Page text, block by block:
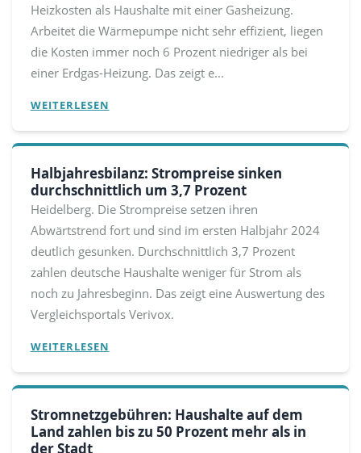
Heizkosten als Haushalte mit einer Gasheizung.
Arbeitet die Wärmepumpe nicht sehr effizient, liegen
die Kosten immer noch 6 Prozent niedriger als bei
einer Erdgas-Heizung. Das zeigt e...
WEITERLESEN
Halbjahresbilanz: Strompreise sinken
durchschnittlich um 3,7 Prozent
Heidelberg. Die Strompreise setzen ihren
Abwärtstrend fort und sind im ersten Halbjahr 2024
deutlich gesunken. Durchschnittlich 3,7 Prozent
zahlen deutsche Haushalte weniger für Strom als
noch zu Jahresbeginn. Das zeigt eine Auswertung des
Vergleichsportals Verivox.
WEITERLESEN
Stromnetzgebühren: Haushalte auf dem
Land zahlen bis zu 50 Prozent mehr als in
der Stadt